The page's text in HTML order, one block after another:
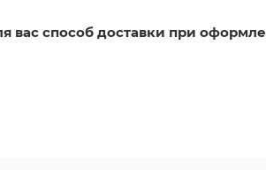
вас способ доставки при